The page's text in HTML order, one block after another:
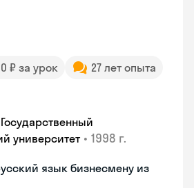
₽ за урок
27 лет опыта
университет • 1998 г.
язык бизнесмену из